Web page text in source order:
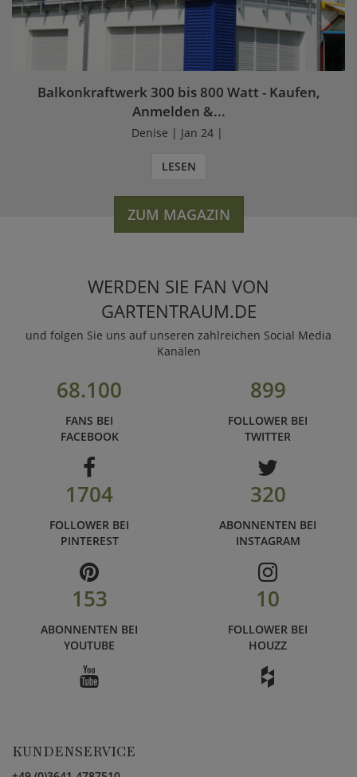
Balkonkraftwerk 300 bis 800 Watt - Kaufen,
Anmelden &...
Denise | Jan 24 |
LESEN
ZUM MAGAZIN
WERDEN SIE FAN VON
GARTENTRAUM.DE
und folgen Sie uns auf unseren zahlreichen Social Media
Kanälen
68.100
FANS BEI
FACEBOOK
899
FOLLOWER BEI
TWITTER
1704
FOLLOWER BEI
PINTEREST
320
ABONNENTEN BEI
INSTAGRAM
153
ABONNENTEN BEI
YOUTUBE
10
FOLLOWER BEI
HOUZZ
KUNDENSERVICE